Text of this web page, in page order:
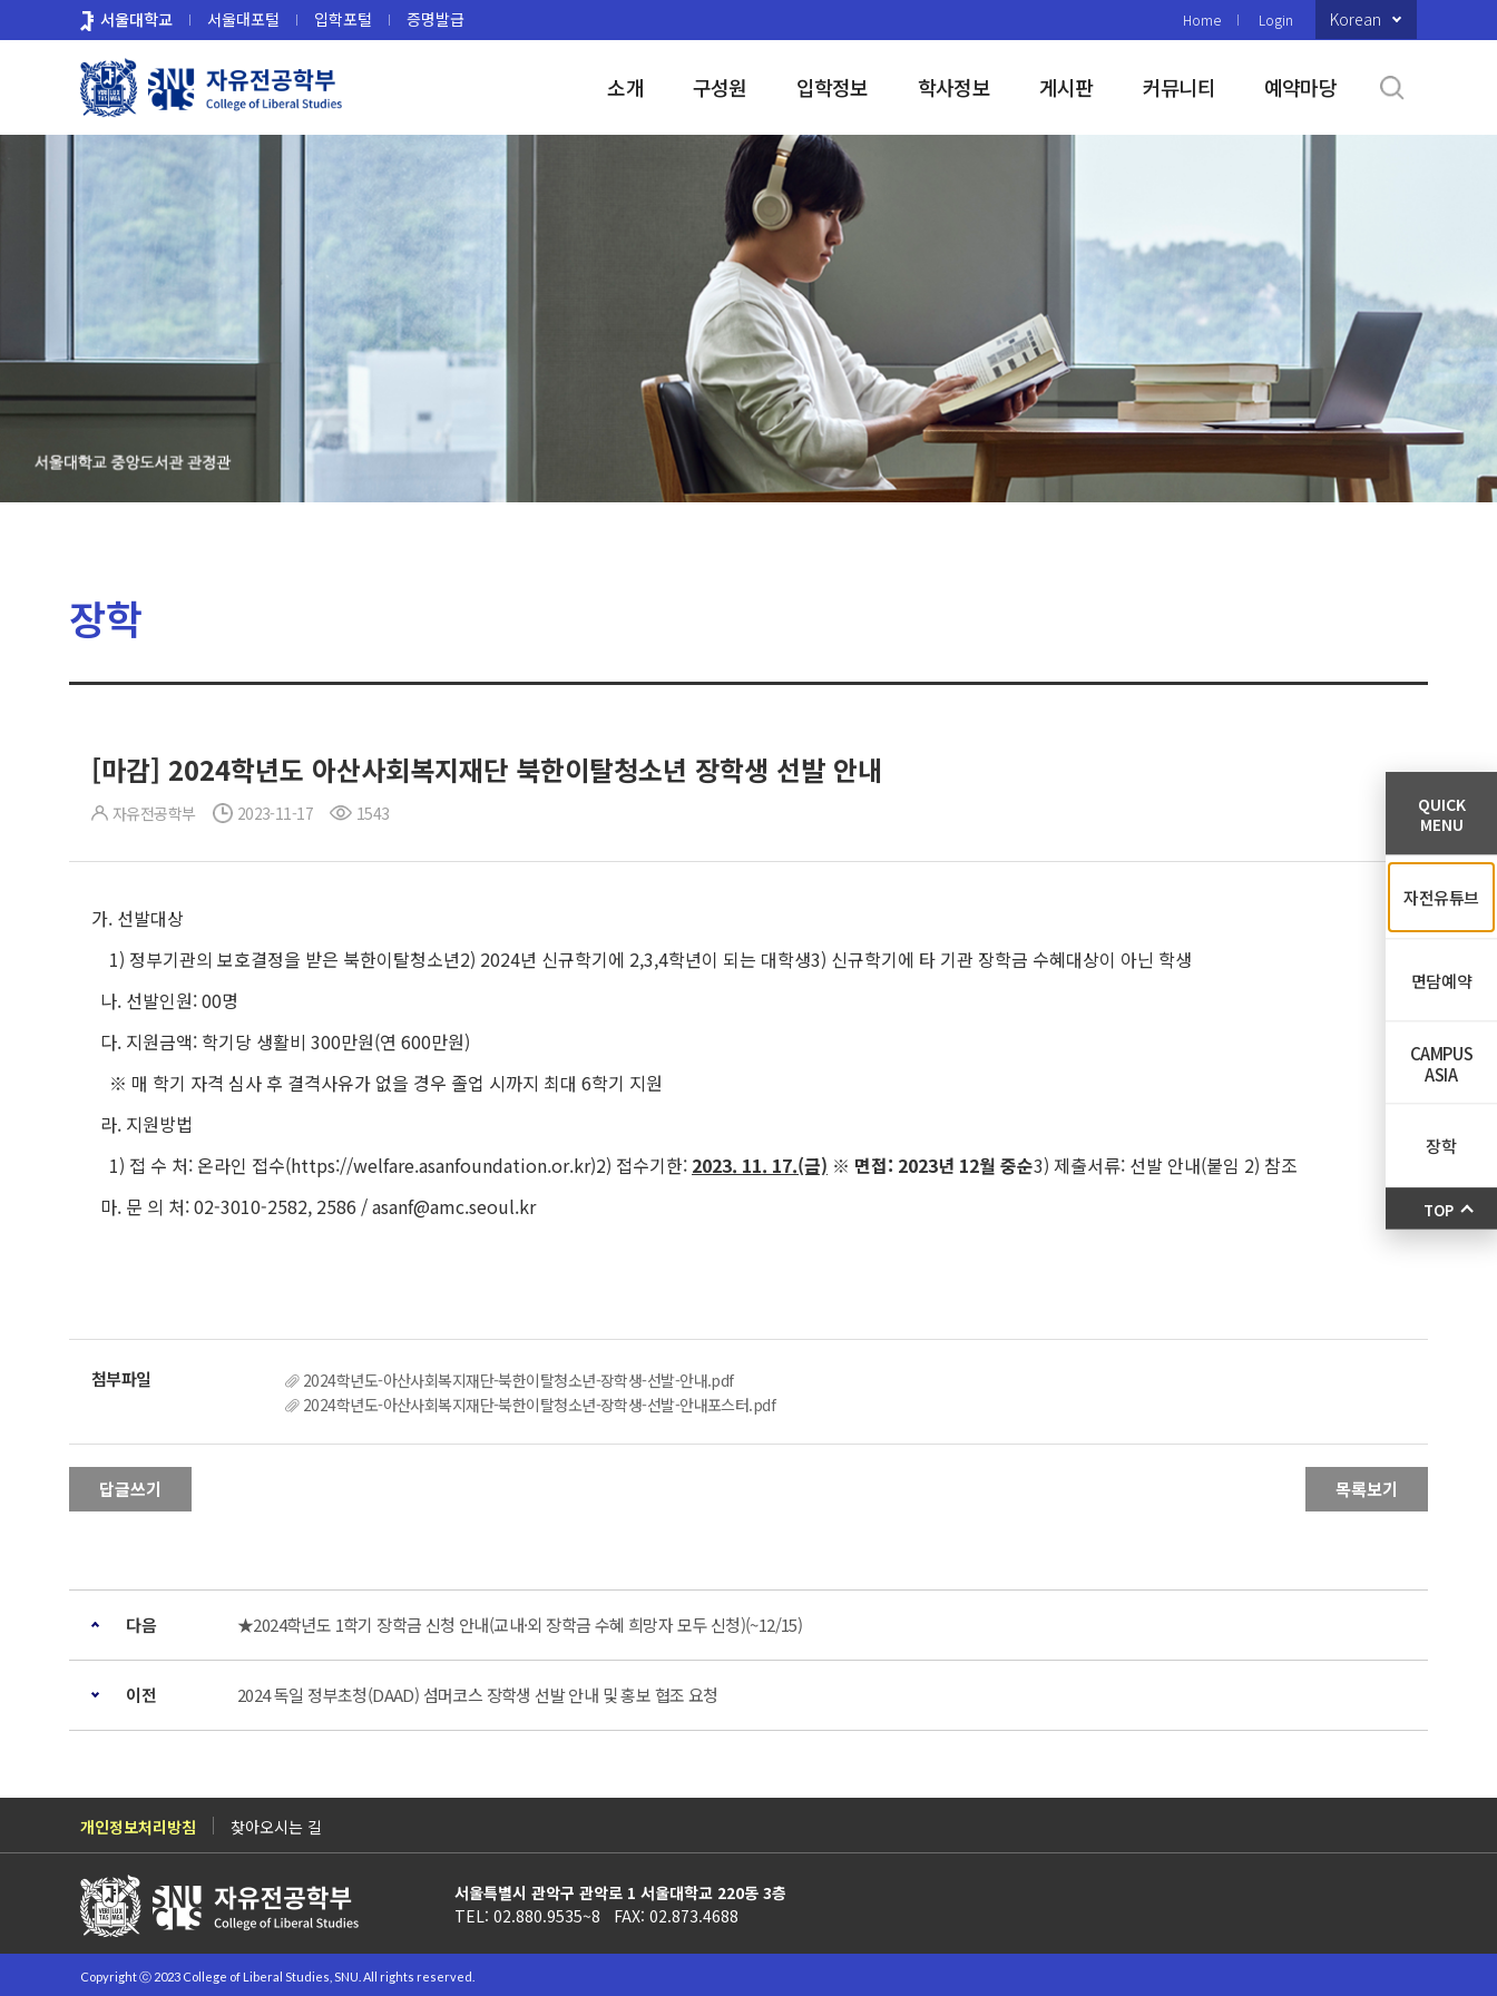
로
서울대학교 서울대포털 입학포털 증명발급 Home Login Korean
소개 구성원 입학정보 학사정보 게시판 커뮤니티 예약마당
장학
[마감] 2024학년도 아산사회복지재단 북한이탈청소년 장학생 선발 안내
자유전공학부 2023-11-17 1543
가. 선발대상
1) 정부기관의 보호결정을 받은 북한이탈청소년2) 2024년 신규학기에 2,3,4학년이 되는 대학생3) 신규학기에 타 기관 장학금 수혜대상이 아닌 학생
나. 선발인원: 00명
다. 지원금액: 학기당 생활비 300만원(연 600만원)
※ 매 학기 자격 심사 후 결격사유가 없을 경우 졸업 시까지 최대 6학기 지원
라. 지원방법
1) 접 수 처: 온라인 접수(https://welfare.asanfoundation.or.kr)2) 접수기한: 2023. 11. 17.(금) ※ 면접: 2023년 12월 중순3) 제출서류: 선발 안내(붙임 2) 참조
마. 문 의 처: 02-3010-2582, 2586 / asanf@amc.seoul.kr
2024학년도-아산사회복지재단-북한이탈청소년-장학생-선발-안내.pdf
2024학년도-아산사회복지재단-북한이탈청소년-장학생-선발-안내포스터.pdf
답글쓰기 목록보기
다음 ★2024학년도 1학기 장학금 신청 안내(교내·외 장학금 수혜 희망자 모두 신청)(~12/15)
이전 2024 독일 정부초청(DAAD) 섬머코스 장학생 선발 안내 및 홍보 협조 요청
개인정보처리방침 찾아오시는 길
서울특별시 관악구 관악로 1 서울대학교 220동 3층
TEL: 02.880.9535~8 FAX: 02.873.4688
Copyright ⓒ 2023 College of Liberal Studies, SNU. All rights reserved.
QUICK
MENU
자전유튜브
면담예약
CAMPUS
ASIA
장학
TOP